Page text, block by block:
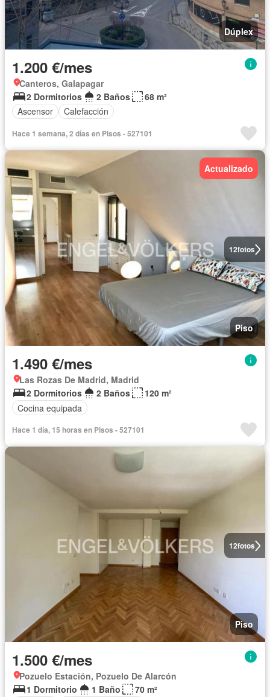
Dúplex
1.200 €/mes
Canteros, Galapagar
2 Dormitorios
2 Baños
68 m²
Ascensor
Calefacción
Hace 1 semana, 2 días en Pisos - 527101
12fotos
Actualizado
Piso
1.490 €/mes
Las Rozas De Madrid, Madrid
2 Dormitorios
2 Baños
120 m²
Cocina equipada
Hace 1 día, 15 horas en Pisos - 527101
12fotos
Piso
1.500 €/mes
Pozuelo Estación, Pozuelo De Alarcón
1 Dormitorio
1 Baño
70 m²